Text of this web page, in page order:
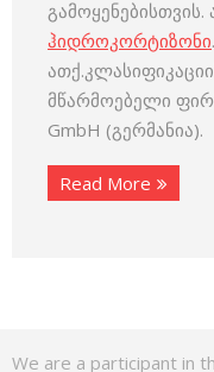
გამოყენებისთვის.
ჰიდროკორტიზონი
მწარმოებელი
GmbH (გერმანია).
Read More
We are a participant in